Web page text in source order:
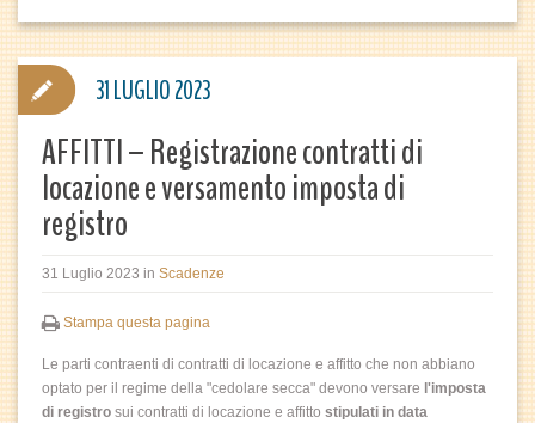
AFFITTI – Registrazione contratti di
locazione e versamento imposta di
registro
31 Luglio 2023 in Scadenze
Stampa questa pagina
Le parti contraenti di contratti di locazione e affitto che non abbiano
optato per il regime della "cedolare secca" devono versare l'imposta
di registro sui contratti di locazione e affitto stipulati in data
31 LUGLIO 2023